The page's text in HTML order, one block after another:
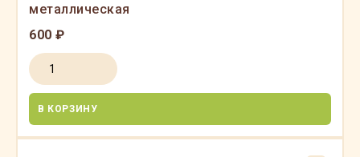
металлическая
600 ₽
В КОРЗИНУ